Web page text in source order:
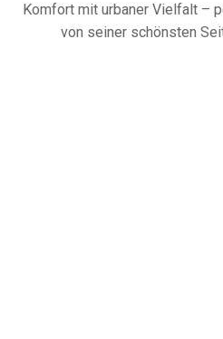
Komfort mit urbaner Vielfalt –
von seiner schönsten